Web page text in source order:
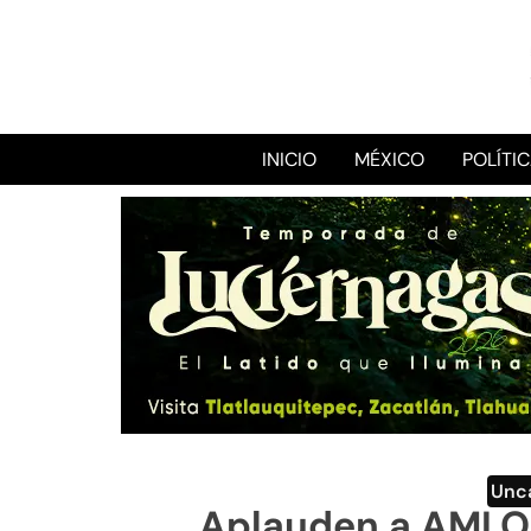
INICIO MÉXICO